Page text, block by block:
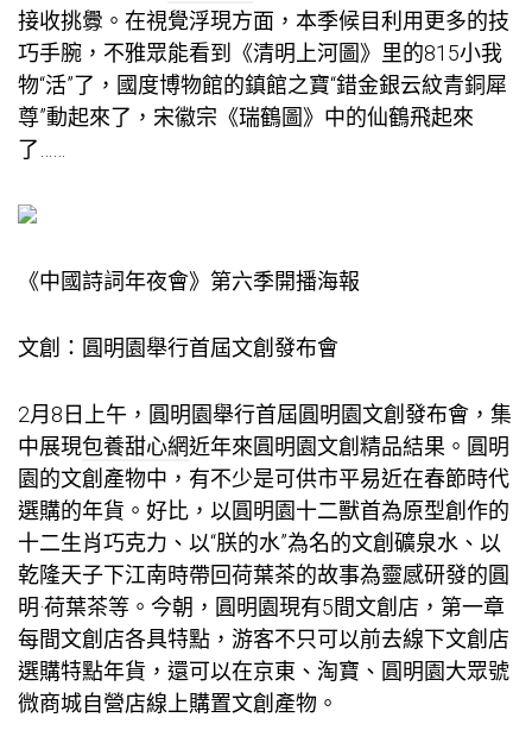
接收挑釁。在視覺浮現方面，本季候目利用更多的技
巧手腕，不雅眾能看到《清明上河圖》里的815小我
物“活”了，國度博物館的鎮館之寶“錯金銀云紋青銅犀
尊”動起來了，宋徽宗《瑞鶴圖》中的仙鶴飛起來
了……
《中國詩詞年夜會》第六季開播海報
文創：圓明園舉行首屆文創發布會
2月8日上午，圓明園舉行首屆圓明園文創發布會，集
中展現包養甜心網近年來圓明園文創精品結果。圓明
園的文創產物中，有不少是可供市平易近在春節時代
選購的年貨。好比，以圓明園十二獸首為原型創作的
十二生肖巧克力、以“朕的水”為名的文創礦泉水、以
乾隆天子下江南時帶回荷葉茶的故事為靈感研發的圓
明·荷葉茶等。今朝，圓明園現有5間文創店，第一章
每間文創店各具特點，游客不只可以前去線下文創店
選購特點年貨，還可以在京東、淘寶、圓明園大眾號
微商城自營店線上購置文創產物。